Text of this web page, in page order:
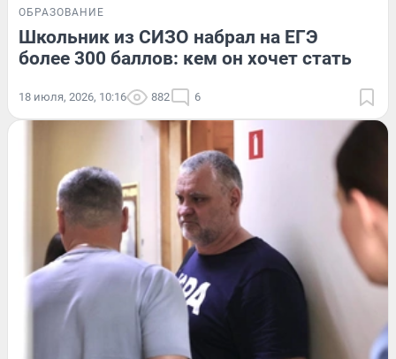
ОБРАЗОВАНИЕ
Школьник из СИЗО набрал на ЕГЭ
более 300 баллов: кем он хочет стать
18 июля, 2026, 10:16 882 6